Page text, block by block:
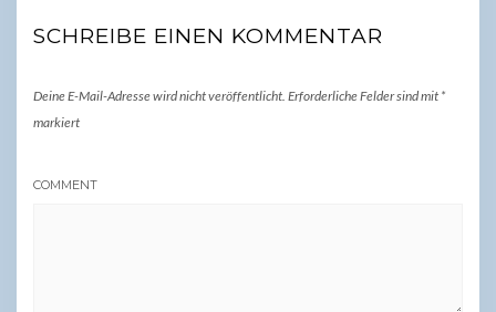
SCHREIBE EINEN KOMMENTAR
Deine E-Mail-Adresse wird nicht veröffentlicht. Erforderliche Felder sind mit *
markiert
COMMENT